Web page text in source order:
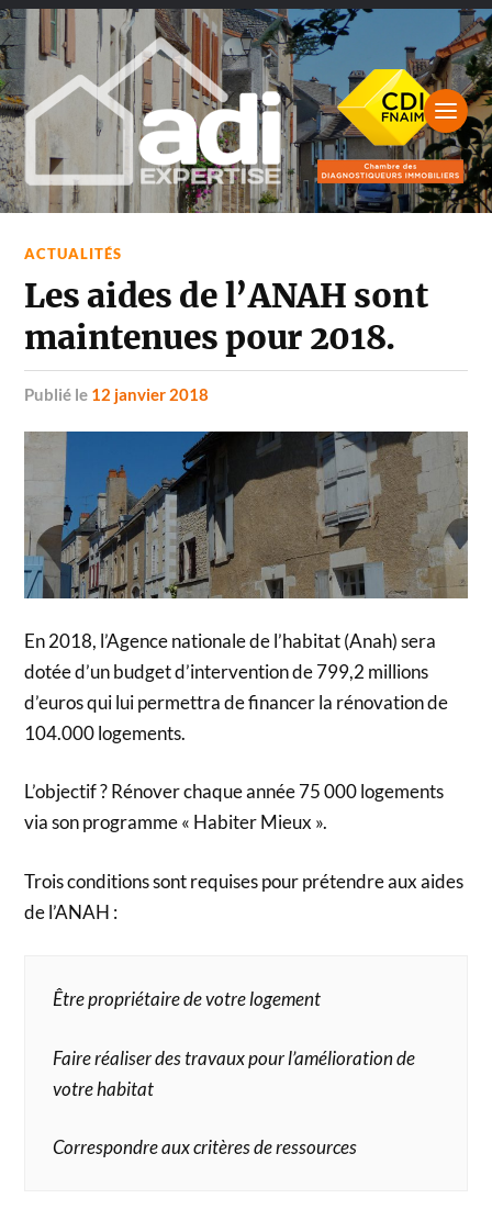
ACTUALITÉS
Les aides de l’ANAH sont
maintenues pour 2018.
Publié le 12 janvier 2018
En 2018, l’Agence nationale de l’habitat (Anah) sera
dotée d’un budget d’intervention de 799,2 millions
d’euros qui lui permettra de financer la rénovation de
104.000 logements.
L’objectif ? Rénover chaque année 75 000 logements
via son programme « Habiter Mieux ».
Trois conditions sont requises pour prétendre aux aides
de l’ANAH :
Être propriétaire de votre logement
Faire réaliser des travaux pour l’amélioration de
votre habitat
Correspondre aux critères de ressources